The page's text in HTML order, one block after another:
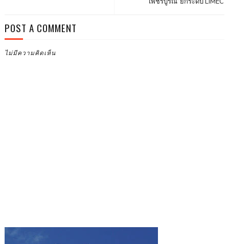
POST A COMMENT
ไม่มีความคิดเห็น